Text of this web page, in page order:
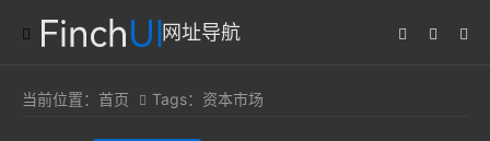
网址导航
当前位置： 首页 Tags：资本市场